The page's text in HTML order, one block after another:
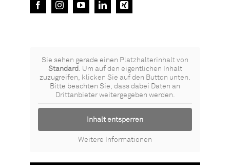
Sie sehen gerade einen Platzhalterinhalt von
Standard. Um auf den eigentlichen Inhalt
zuzugreifen, klicken Sie auf den Button unten.
Bitte beachten Sie, dass dabei Daten an
Drittanbieter weitergegeben werden.
Inhalt entsperren
Weitere Informationen